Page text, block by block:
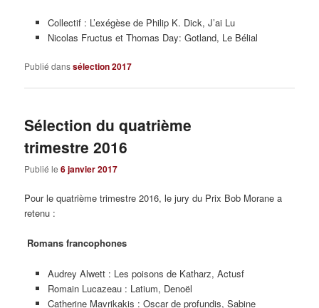
Collectif : L’exégèse de Philip K. Dick, J’ai Lu
Nicolas Fructus et Thomas Day: Gotland, Le Bélial
Publié danssélection 2017
Sélection du quatrième
trimestre 2016
Publié le6 janvier 2017
Pour le quatrième trimestre 2016, le jury du Prix Bob Morane a
retenu :
Romans francophones
Audrey Alwett : Les poisons de Katharz, Actusf
Romain Lucazeau : Latium, Denoël
Catherine Mavrikakis : Oscar de profundis, Sabine